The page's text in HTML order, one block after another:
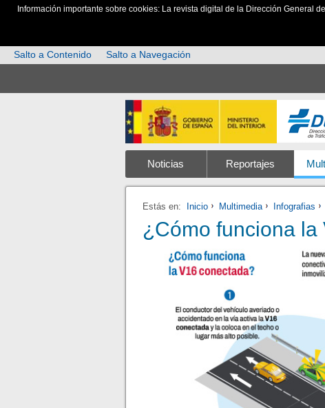
Información importante sobre cookies: La revista digital de la Dirección General
Salto a Contenido
Salto a Navegación
Noticias Reportajes
Estás en: Inicio Multimedia Infografias
¿Cómo funciona